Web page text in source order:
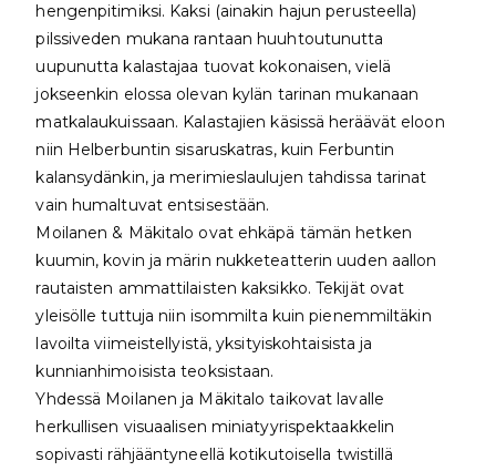
hengenpitimiksi. Kaksi (ainakin hajun perusteella)
pilssiveden mukana rantaan huuhtoutunutta
uupunutta kalastajaa tuovat kokonaisen, vielä
jokseenkin elossa olevan kylän tarinan mukanaan
matkalaukuissaan. Kalastajien käsissä heräävät eloon
niin Helberbuntin sisaruskatras, kuin Ferbuntin
kalansydänkin, ja merimieslaulujen tahdissa tarinat
vain humaltuvat entsisestään.
Moilanen & Mäkitalo ovat ehkäpä tämän hetken
kuumin, kovin ja märin nukketeatterin uuden aallon
rautaisten ammattilaisten kaksikko. Tekijät ovat
yleisölle tuttuja niin isommilta kuin pienemmiltäkin
lavoilta viimeistellyistä, yksityiskohtaisista ja
kunnianhimoisista teoksistaan.
Yhdessä Moilanen ja Mäkitalo taikovat lavalle
herkullisen visuaalisen miniatyyrispektaakkelin
sopivasti rähjääntyneellä kotikutoisella twistillä